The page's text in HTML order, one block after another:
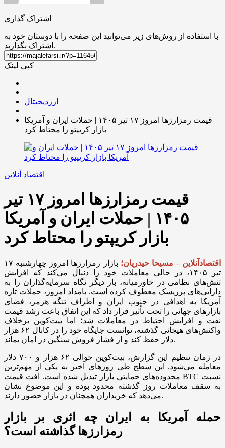
اشتراک گذاری
با استفاده از روش‌های زیر می‌توانید این صفحه را با دوستان خود به
اشتراک بگذارید.
کپی لینک
ارزدیجیتال
قیمت رمزارز‌ها امروز ۱۷ تیر ۱۴۰۵ | حملات ایران و آمریکا
بازار کریپتو را محتاط کرد
اقتصاد آنلاین
قیمت رمزارز‌ها امروز ۱۷ تیر
۱۴۰۵ | حملات ایران و آمریکا
بازار کریپتو را محتاط کرد
اقتصادآنلاین – مسیحا حیدریان؛
بازار رمزارز‌ها امروز چهارشنبه ۱۷
تیر ۱۴۰۵، در حالی معاملات خود را دنبال می‌کند که افزایش
تنش‌های نظامی در خاورمیانه، بار دیگر نگاه سرمایه‌گذاران را به
دارایی‌های پرریسک معطوف کرده است. بامداد امروز، حملات تازه
آمریکا به اهدافی در جنوب ایران و اطراف تنگه هرمز، فضای
بازار‌های جهانی را تحت تأثیر قرار داد که این اتفاق باعث رشد قیمت
نفت و افزایش احتیاط در معاملات شد؛ اما بیت‌کوین برخلاف
واکنش‌های هیجانی گذشته، توانست جایگاه خود را در کانال ۶۲ هزار
دلار حفظ کند و از فشار فروش سنگین در امان بماند.
در زمان تنظیم این گزارش، بیت‌کوین حوالی ۶۲ هزار و ۷۰۰ دلار
معامله می‌شود. این سطح طی روز‌های اخیر به یکی از مهم‌ترین
محدوده‌های حمایتی بازار تبدیل شده است. افت قیمت BTC نسبت
به سقف معاملات روز گذشته محدود بوده و این موضوع نشان
می‌دهد که خریداران همچنان در بازار حضور دارند.
حمله آمریکا به ایران چه اثری بر بازار
رمزارز‌ها گذاشته است؟